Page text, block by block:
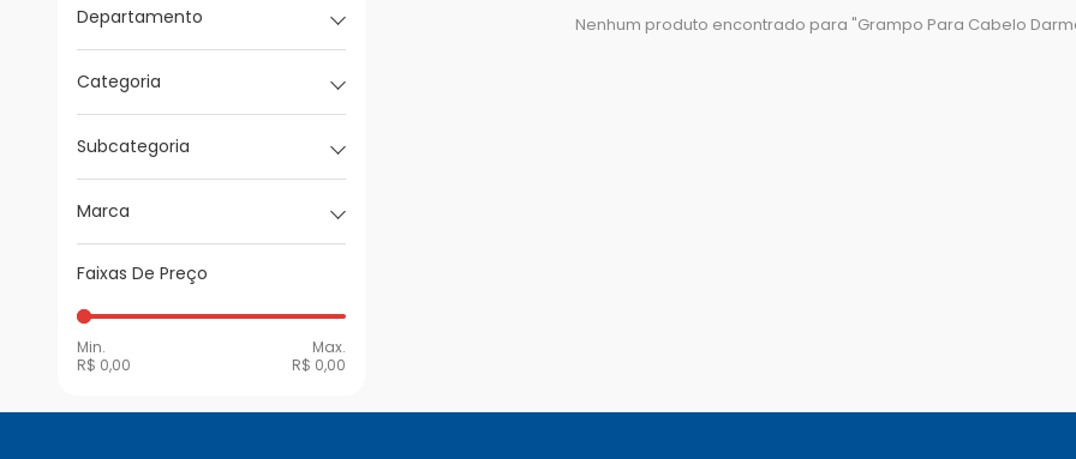
Departamento
Categoria
Subcategoria
Marca
Faixas De Preço
Min.
R$ 0,00
Max.
R$ 0,00
Nenhum produto encontrado para "Grampo Para Cabelo